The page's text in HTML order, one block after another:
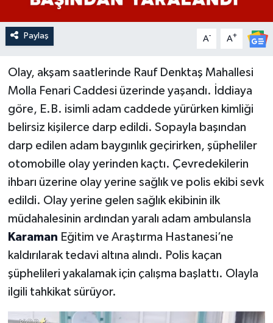
Paylaş A- A+
Olay, akşam saatlerinde Rauf Denktaş Mahallesi
Molla Fenari Caddesi üzerinde yaşandı. İddiaya
göre, E.B. isimli adam caddede yürürken kimliği
belirsiz kişilerce darp edildi. Sopayla başından
darp edilen adam baygınlık geçirirken, şüpheliler
otomobille olay yerinden kaçtı. Çevredekilerin
ihbarı üzerine olay yerine sağlık ve polis ekibi sevk
edildi. Olay yerine gelen sağlık ekibinin ilk
müdahalesinin ardından yaralı adam ambulansla
Karaman Eğitim ve Araştırma Hastanesi’ne
kaldırılarak tedavi altına alındı. Polis kaçan
şüphelileri yakalamak için çalışma başlattı. Olayla
ilgili tahkikat sürüyor.